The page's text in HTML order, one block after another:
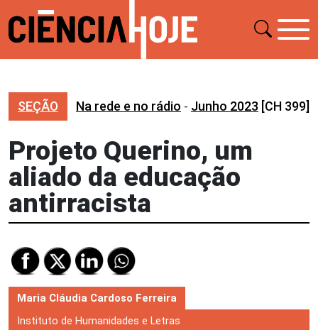
SEÇÃO Na rede e no rádio - Junho 2023 [CH 399]
Projeto Querino, um
aliado da educação
antirracista
Maria Cláudia Cardoso Ferreira
Instituto de Humanidades e Letras